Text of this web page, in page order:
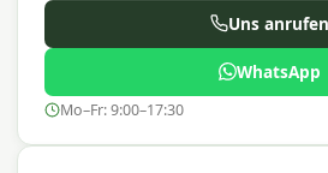
Uns anrufen
WhatsApp
Mo–Fr: 9:00–17:30